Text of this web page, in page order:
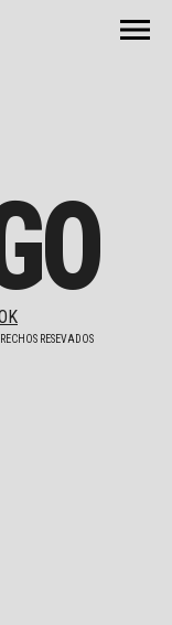
RESEVADOS